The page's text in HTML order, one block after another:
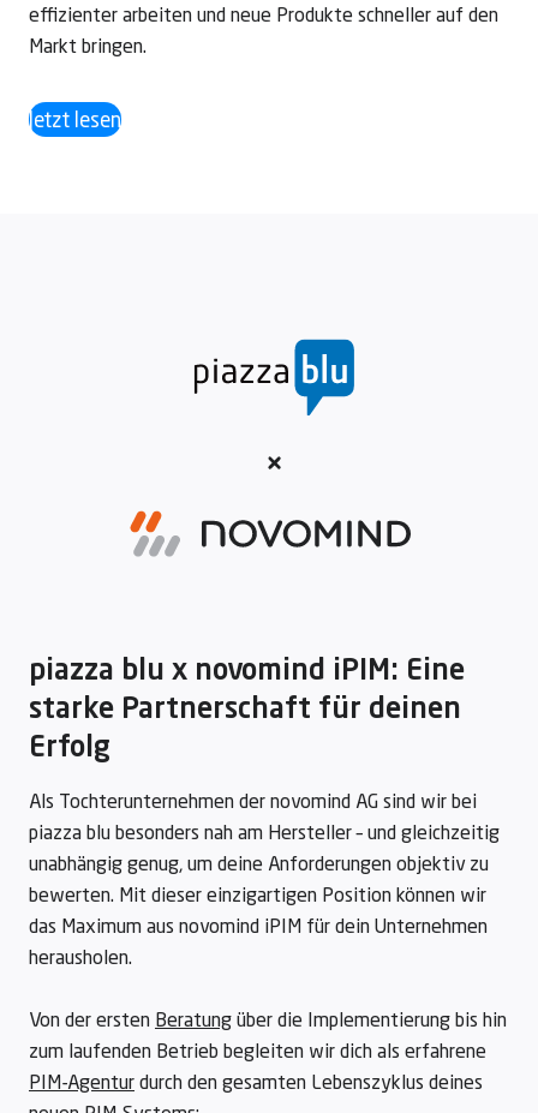
effizienter arbeiten und neue Produkte schneller auf den
Markt bringen.
Jetzt lesen
piazza blu x novomind iPIM: Eine
starke Partnerschaft für deinen
Erfolg
Als Tochterunternehmen der novomind AG sind wir bei
piazza blu besonders nah am Hersteller – und gleichzeitig
unabhängig genug, um deine Anforderungen objektiv zu
bewerten. Mit dieser einzigartigen Position können wir
das Maximum aus novomind iPIM für dein Unternehmen
herausholen.
Von der ersten Beratung über die Implementierung bis hin
zum laufenden Betrieb begleiten wir dich als erfahrene
PIM-Agentur durch den gesamten Lebenszyklus deines